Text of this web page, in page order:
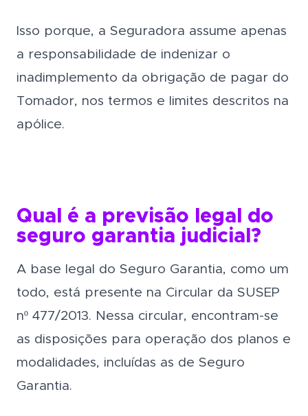
Isso porque, a Seguradora assume apenas
a responsabilidade de indenizar o
inadimplemento da obrigação de pagar do
Tomador, nos termos e limites descritos na
apólice.
Qual é a previsão legal do
seguro garantia judicial?
A base legal do Seguro Garantia, como um
todo, está presente na Circular da SUSEP
nº 477/2013. Nessa circular, encontram-se
as disposições para operação dos planos e
modalidades, incluídas as de Seguro
Garantia.